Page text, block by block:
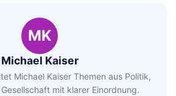
MK
Michael Kaiser
Michael Kaiser Themen aus Politik,
mit klarer Einordnung.